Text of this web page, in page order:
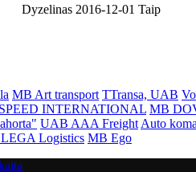
Dyzelinas 2016-12-01 Taip
MB Art transport TTransa, UAB
INTERNATIONAL MB
UAB AAA Freight Auto
Logistics MB Ego